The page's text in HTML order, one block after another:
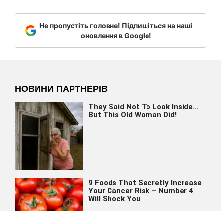
Не пропустіть головне! Підпишіться на наші
оновлення в Google!